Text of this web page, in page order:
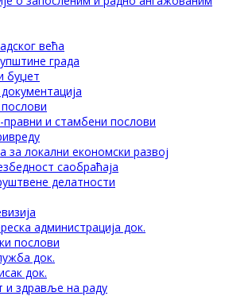
већа
града
буџет
и стамбени послови
за локални економски развој
саобраћаја
делатности
администрација док.
послови
док.
док.
и здравље на раду